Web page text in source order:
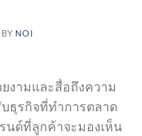
BY NOI
งามและสื่อถึงความ
ธุรกิจที่ทำการตลาด
นด์ที่ลูกค้าจะมองเห็น